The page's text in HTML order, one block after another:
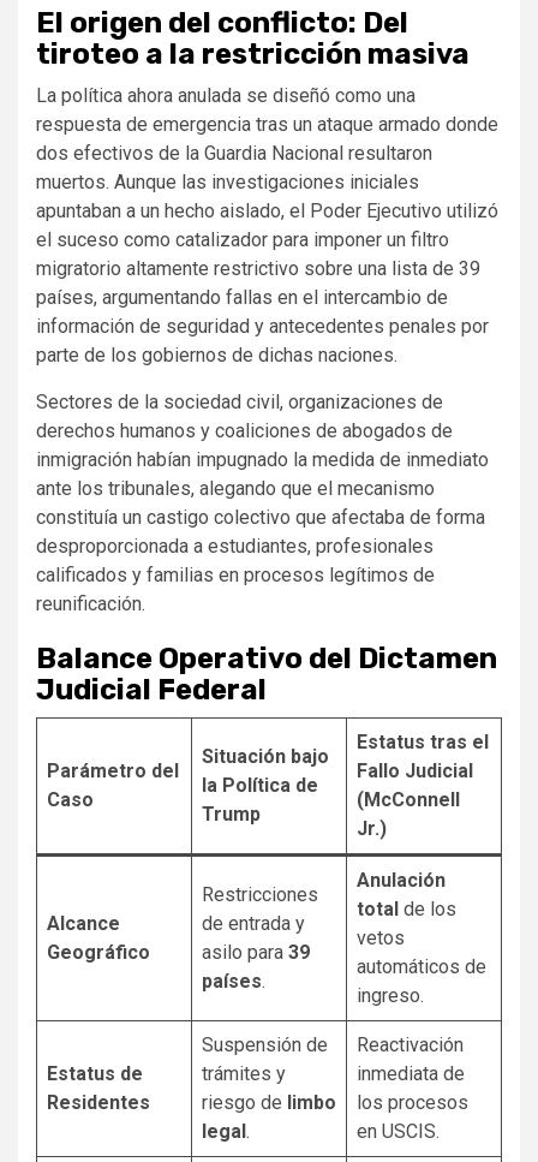
El origen del conflicto: Del
tiroteo a la restricción masiva
La política ahora anulada se diseñó como una
respuesta de emergencia tras un ataque armado donde
dos efectivos de la Guardia Nacional resultaron
muertos. Aunque las investigaciones iniciales
apuntaban a un hecho aislado, el Poder Ejecutivo utilizó
el suceso como catalizador para imponer un filtro
migratorio altamente restrictivo sobre una lista de 39
países, argumentando fallas en el intercambio de
información de seguridad y antecedentes penales por
parte de los gobiernos de dichas naciones.
Sectores de la sociedad civil, organizaciones de
derechos humanos y coaliciones de abogados de
inmigración habían impugnado la medida de inmediato
ante los tribunales, alegando que el mecanismo
constituía un castigo colectivo que afectaba de forma
desproporcionada a estudiantes, profesionales
calificados y familias en procesos legítimos de
reunificación.
Balance Operativo del Dictamen
Judicial Federal
Parámetro del
Caso
Situación bajo
la Política de
Trump
Estatus tras el
Fallo Judicial
(McConnell
Jr.)
Alcance
Geográfico
Restricciones
de entrada y
asilo para 39
países.
Anulación
total de los
vetos
automáticos de
ingreso.
Estatus de
Residentes
Suspensión de
trámites y
riesgo de limbo
legal.
Reactivación
inmediata de
los procesos
en USCIS.